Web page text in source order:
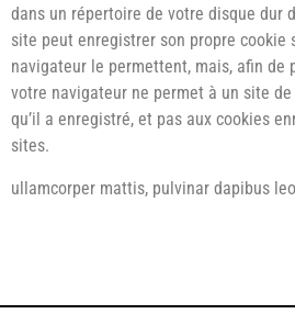
dans un répertoire de votre disque dur
site peut enregistrer son propre cookie
navigateur le permettent, mais, afin de
votre navigateur ne permet à un site de
qu’il a enregistré, et pas aux cookies
sites.
ullamcorper mattis, pulvinar dapibus